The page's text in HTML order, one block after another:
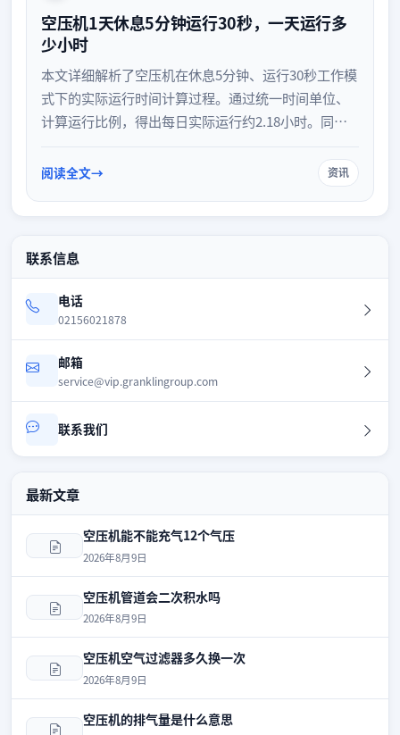
空压机1天休息5分钟运行30秒，一天运行多
少小时
本文详细解析了空压机在休息5分钟、运行30秒工作模
式下的实际运行时间计算过程。通过统一时间单位、
计算运行比例，得出每日实际运行约2.18小时。同
估设备选型及优化控制策略等节能与维护建议，帮助
阅读全文 资讯
联系信息
电话
02156021878
邮箱
service@vip.granklingroup.com
联系我们
最新文章
空压机能不能充气12个气压
2026年8月9日
空压机管道会二次积水吗
2026年8月9日
空压机空气过滤器多久换一次
2026年8月9日
空压机的排气量是什么意思